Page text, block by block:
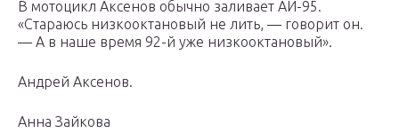
В мотоцикл Аксенов обычно заливает АИ-95.
«Стараюсь низкооктановый не лить, — говорит он.
— А в наше время 92-й уже низкооктановый».
Андрей Аксенов.
Анна Зайкова